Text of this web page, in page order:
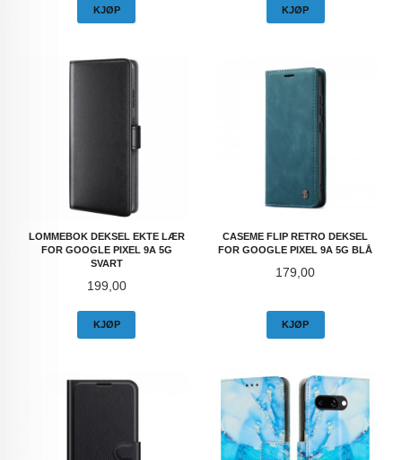
KJØP KJØP
LOMMEBOK DEKSEL EKTE LÆR
FOR GOOGLE PIXEL 9A 5G
SVART
Pris
199,00
KJØP
CASEME FLIP RETRO DEKSEL
FOR GOOGLE PIXEL 9A 5G BLÅ
Pris
179,00
KJØP